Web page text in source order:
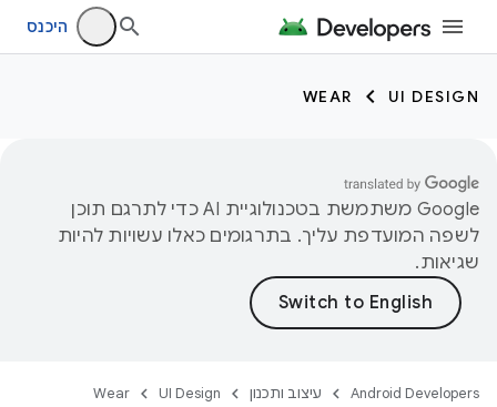
היכנס
UI DESIGN
WEAR
‫Google משתמשת בטכנולוגיית AI כדי לתרגם תוכן
לשפה המועדפת עליך. בתרגומים כאלו עשויות להיות
שגיאות.
Android Developers עיצוב ותכנון UI Design
Wear